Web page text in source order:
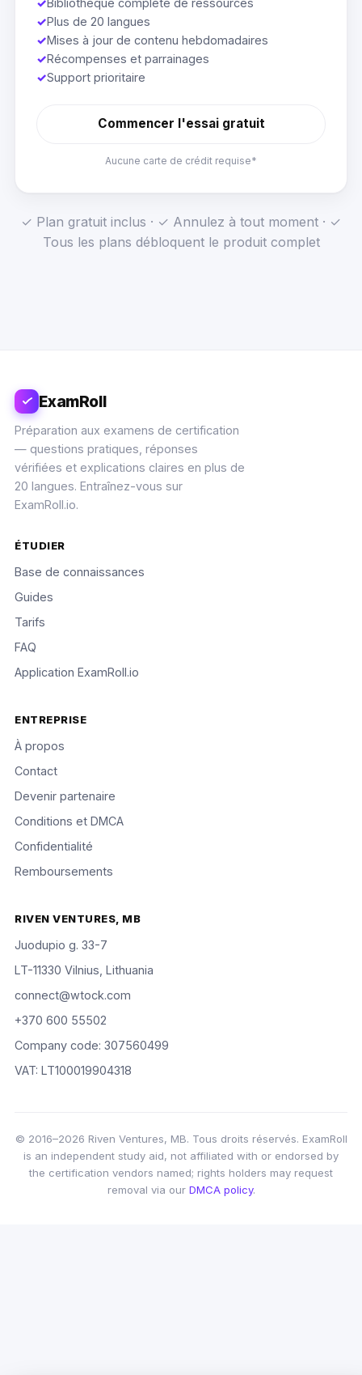
✓Plus de 20 langues
✓Mises à jour de contenu hebdomadaires
✓Récompenses et parrainages
✓Support prioritaire
Commencer l'essai gratuit
Aucune carte de crédit requise*
✓ Plan gratuit inclus · ✓ Annulez à tout moment · ✓
Tous les plans débloquent le produit complet
ExamRoll
Préparation aux examens de certification
— questions pratiques, réponses
vérifiées et explications claires en plus de
20 langues. Entraînez-vous sur
ExamRoll.io.
ÉTUDIER
Base de connaissances
Guides
Tarifs
FAQ
Application ExamRoll.io
ENTREPRISE
À propos
Contact
Devenir partenaire
Conditions et DMCA
Confidentialité
Remboursements
RIVEN VENTURES, MB
Juodupio g. 33-7
LT-11330 Vilnius, Lithuania
connect@wtock.com
+370 600 55502
Company code: 307560499
VAT: LT100019904318
© 2016–2026 Riven Ventures, MB. Tous droits réservés. ExamRoll
is an independent study aid, not affiliated with or endorsed by
the certification vendors named; rights holders may request
removal via our DMCA policy.